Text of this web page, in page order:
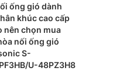
ống gió dành
khúc cao cấp
nên chọn mua
nối ống gió
S-
U-48PZ3H8